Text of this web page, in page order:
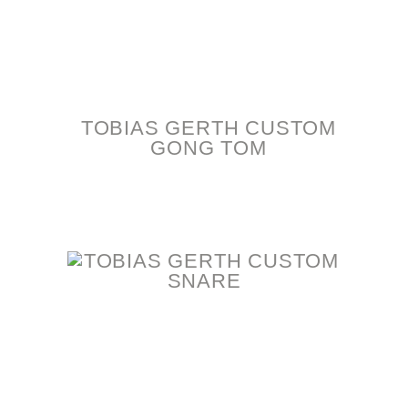
TOBIAS GERTH CUSTOM
GONG TOM